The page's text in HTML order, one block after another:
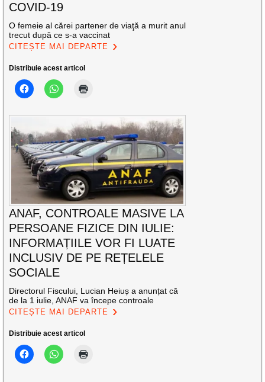
COVID-19
O femeie al cărei partener de viaţă a murit anul
trecut după ce s-a vaccinat
CITEȘTE MAI DEPARTE
Distribuie acest articol
ANAF, CONTROALE MASIVE LA
PERSOANE FIZICE DIN IULIE:
INFORMAȚIILE VOR FI LUATE
INCLUSIV DE PE REȚELELE
SOCIALE
Directorul Fiscului, Lucian Heiuș a anunțat că
de la 1 iulie, ANAF va începe controale
CITEȘTE MAI DEPARTE
Distribuie acest articol